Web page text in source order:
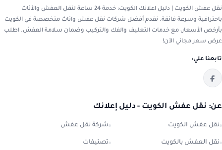
نقل عفش الكويت | دليل اعلانك الكويت: خدمة 24 ساعة لنقل العفش والأثاث
باحترافية وسرعة فائقة. نقدم أفضل شركات نقل عفش واثاث متخصصة في الكويت
بأرخص الأسعار، مع خدمات التغليف والفك والتركيب وضمان سلامة العفش. اطلب
عرض سعر مجاني الآن!
تابعنا علي:
عن: نقل عفش الكويت - دليل إعلانك
نقل عفش الكويت شركة نقل عفش
نقل العفش بالكويت تصنيفات